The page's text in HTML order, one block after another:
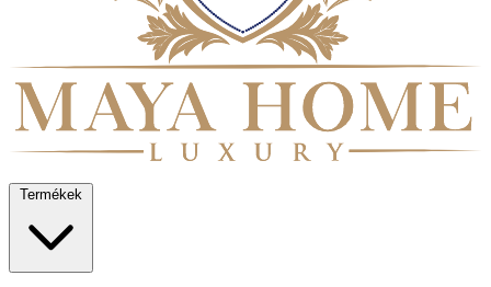
Termékek